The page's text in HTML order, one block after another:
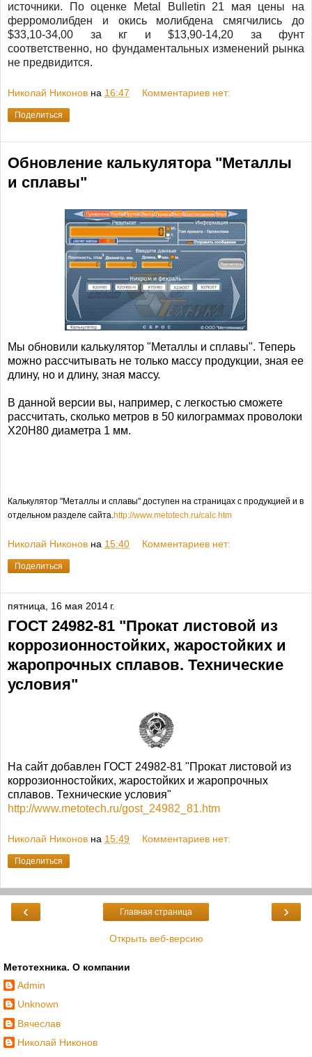
источники. По оценке
Metal Bulletin
21 мая цены на
ферромолибден и окись молибдена смягчились до
$33,10-34,00 за кг и $13,90-14,20 за фунт
соответственно, но фундаментальных изменений рынка
не предвидится.
Николай Никонов на 16:47 Комментариев нет:
Поделиться
Обновление калькулятора "Металлы
и сплавы"
Мы обновили калькулятор "Металлы и сплавы". Теперь
можно рассчитывать не только массу продукции, зная ее
длину, но и длину, зная массу.
В данной версии вы, например, с легкостью сможете
рассчитать, сколько метров в 50 килограммах проволоки
Х20Н80 диаметра 1 мм.
Калькулятор "Металлы и сплавы" доступен на страницах с продукцией и в
отдельном разделе сайта. http://www.metotech.ru/calc.htm
Николай Никонов на 15:40 Комментариев нет:
Поделиться
пятница, 16 мая 2014 г.
ГОСТ 24982-81 "Прокат листовой из
коррозионностойких, жаростойких и
жаропрочных сплавов. Технические
условия"
На сайт добавлен ГОСТ 24982-81 "Прокат листовой из
коррозионностойких, жаростойких и жаропрочных
сплавов. Технические условия"
http://www.metotech.ru/gost_24982_81.htm
Николай Никонов на 15:49 Комментариев нет:
Поделиться
‹ ›
Главная страница
Открыть веб-версию
Метотехника. О компании
Admin
Unknown
Вячеслав
Николай Никонов